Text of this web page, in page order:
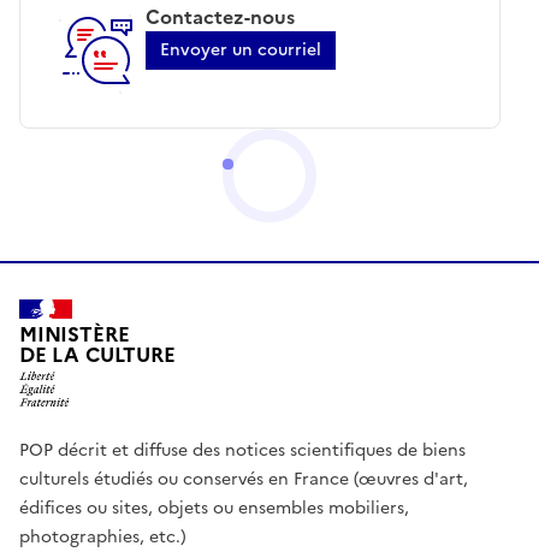
Contactez-nous
Envoyer un courriel
MINISTÈRE
DE LA CULTURE
POP décrit et diffuse des notices scientifiques de biens
culturels étudiés ou conservés en France (œuvres d'art,
édifices ou sites, objets ou ensembles mobiliers,
photographies, etc.)